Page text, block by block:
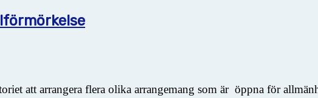
att arrangera flera olika arrangemang som är öppna för